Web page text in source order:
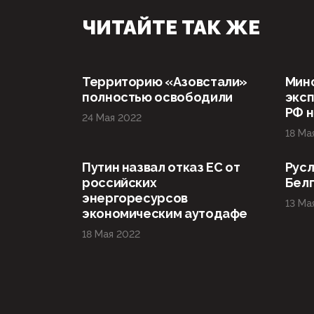
ЧИТАЙТЕ ТАК ЖЕ
Территорию «Азовстали»
полностью освободили
24 Мая 2022
РФ
18
Путин назвал отказ ЕС от
российских
энергоресурсов
экономическим аутодафе
18 Мая 2022
13